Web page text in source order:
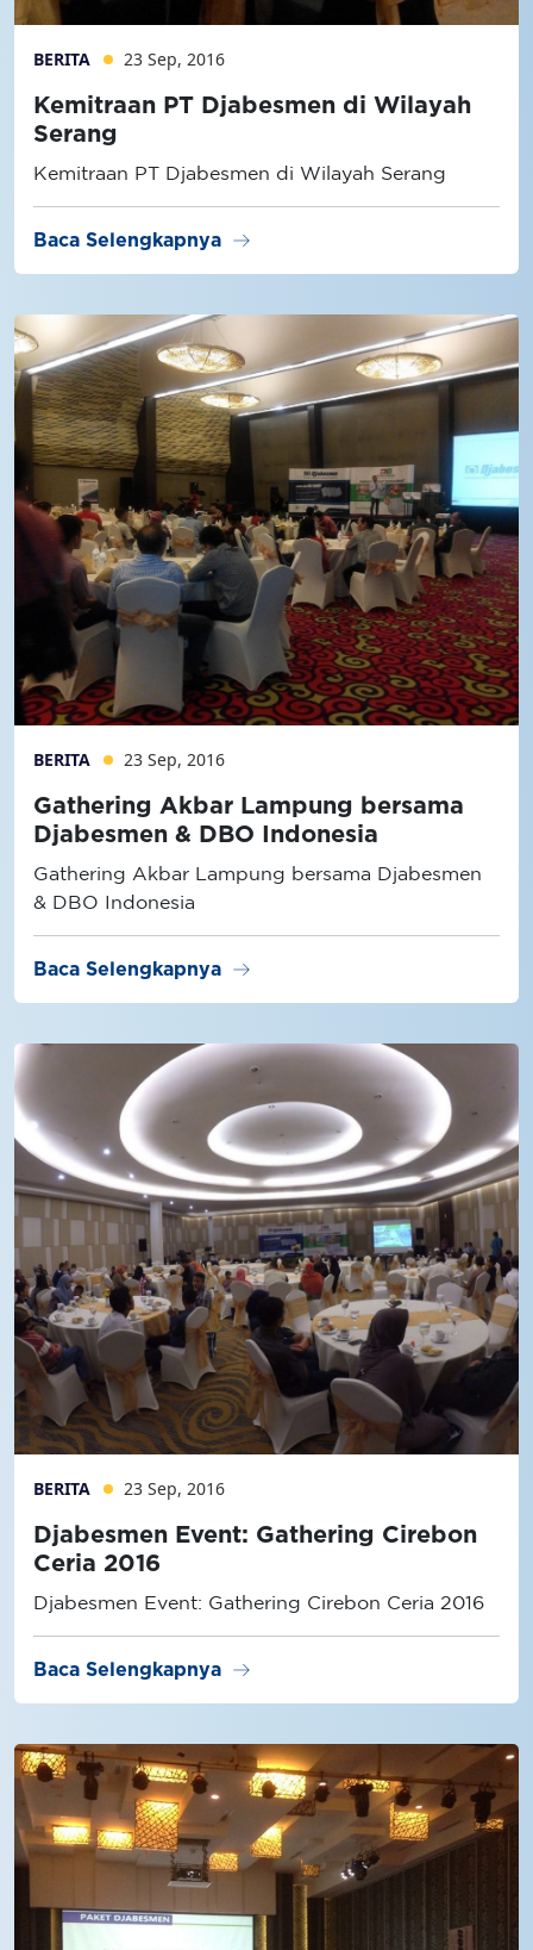
BERITA 23 Sep, 2016
Kemitraan PT Djabesmen di Wilayah
Serang
Kemitraan PT Djabesmen di Wilayah Serang
Baca Selengkapnya arrow_right_alt
BERITA 23 Sep, 2016
Gathering Akbar Lampung bersama
Djabesmen & DBO Indonesia
Gathering Akbar Lampung bersama Djabesmen
& DBO Indonesia
Baca Selengkapnya arrow_right_alt
BERITA 23 Sep, 2016
Djabesmen Event: Gathering Cirebon
Ceria 2016
Djabesmen Event: Gathering Cirebon Ceria 2016
Baca Selengkapnya arrow_right_alt